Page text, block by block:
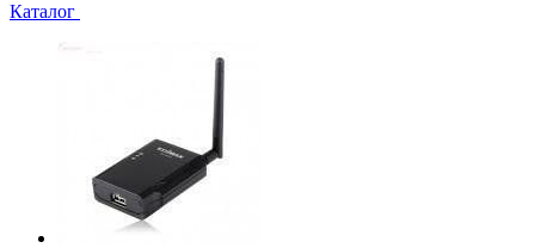
Каталог